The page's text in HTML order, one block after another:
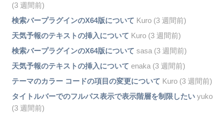
(3 週間前)
検索バープラグインのX64版について Kuro (3 週間前)
天気予報のテキストの挿入について Kuro (3 週間前)
検索バープラグインのX64版について sasa (3 週間前)
天気予報のテキストの挿入について enaka (3 週間前)
テーマのカラー コードの項目の変更について Kuro (3 週間前)
タイトルバーでのフルパス表示で表示階層を制限したいyuko
(3 週間前)